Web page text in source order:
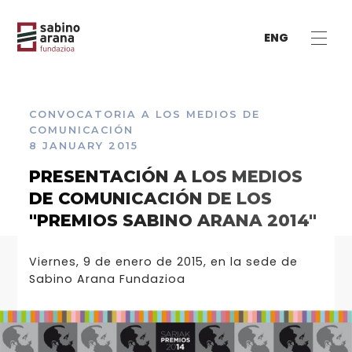
ENG
CONVOCATORIA A LOS MEDIOS DE
COMUNICACIÓN
8 JANUARY 2015
PRESENTACIÓN A LOS MEDIOS
DE COMUNICACIÓN DE LOS
"PREMIOS SABINO ARANA 2014"
Viernes, 9 de enero de 2015, en la sede de
Sabino Arana Fundazioa